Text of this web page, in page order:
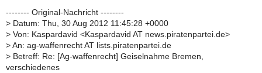
-------- Original-Nachricht --------
> Datum: Thu, 30 Aug 2012 11:45:28 +0000
> Von: Kaspardavid <Kaspardavid AT news.piratenpartei.de>
> An: ag-waffenrecht AT lists.piratenpartei.de
> Betreff: Re: [Ag-waffenrecht] Geiselnahme Bremen,
verschiedenes